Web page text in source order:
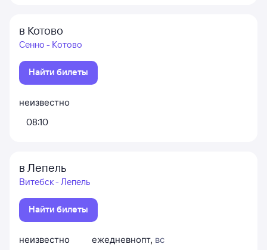
в Котово
Сенно - Котово
Найти билеты
неизвестно
08:10
в Лепель
Витебск - Лепель
Найти билеты
неизвестно
ежедневнопт, вс